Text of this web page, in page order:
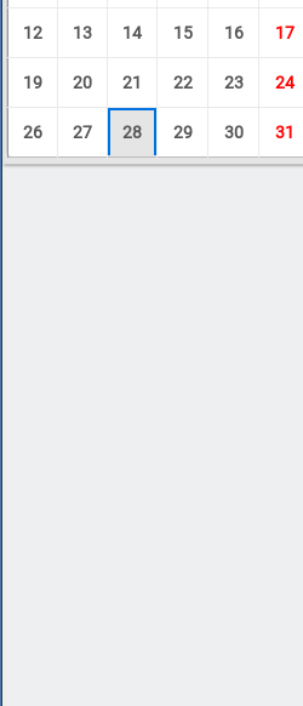
12 13 14 15 16 17
19 20 21 22 23 24
26 27 28 29 30 31